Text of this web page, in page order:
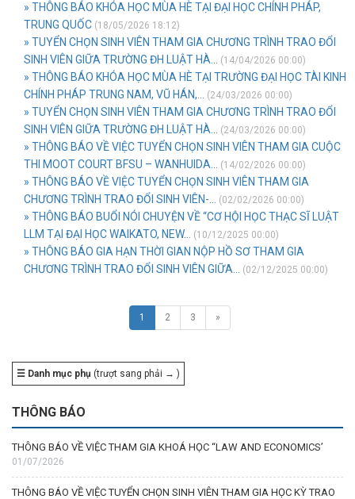
» THÔNG BÁO KHÓA HỌC MÙA HÈ TẠI ĐẠI HỌC CHÍNH PHÁP,
TRUNG QUỐC (18/05/2026 18:12)
» TUYỂN CHỌN SINH VIÊN THAM GIA CHƯƠNG TRÌNH TRAO ĐỔI
SINH VIÊN GIỮA TRƯỜNG ĐH LUẬT HÀ...
(14/04/2026 00:00)
» THÔNG BÁO KHÓA HỌC MÙA HÈ TẠI TRƯỜNG ĐẠI HỌC TÀI KINH
CHÍNH PHÁP TRUNG NAM, VŨ HÁN,...
(24/03/2026 00:00)
» TUYỂN CHỌN SINH VIÊN THAM GIA CHƯƠNG TRÌNH TRAO ĐỔI
SINH VIÊN GIỮA TRƯỜNG ĐH LUẬT HÀ...
(24/03/2026 00:00)
» THÔNG BÁO VỀ VIỆC TUYỂN CHỌN SINH VIÊN THAM GIA CUỘC
THI MOOT COURT BFSU – WANHUIDA...
(14/02/2026 00:00)
» THÔNG BÁO VỀ VIỆC TUYỂN CHỌN SINH VIÊN THAM GIA
CHƯƠNG TRÌNH TRAO ĐỔI SINH VIÊN-...
(02/02/2026 00:00)
» THÔNG BÁO BUỔI NÓI CHUYỆN VỀ “CƠ HỘI HỌC THẠC SĨ LUẬT
LLM TẠI ĐẠI HỌC WAIKATO, NEW...
(10/12/2025 00:00)
» THÔNG BÁO GIA HẠN THỜI GIAN NỘP HỒ SƠ THAM GIA
CHƯƠNG TRÌNH TRAO ĐỔI SINH VIÊN GIỮA...
(02/12/2025 00:00)
1 2 3 »
☰ Danh mục phụ (trượt sang phải → )
THÔNG BÁO
THÔNG BÁO VỀ VIỆC THAM GIA KHOÁ HỌC “LAW AND ECONOMICS’
01/07/2026
THÔNG BÁO VỀ VIỆC TUYỂN CHỌN SINH VIÊN THAM GIA HỌC KỲ TRAO